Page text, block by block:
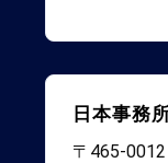
日本事務
〒465-0012